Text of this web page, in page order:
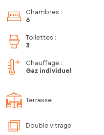
Chambres :
6
Toilettes :
3
Chauffage :
Gaz individuel
Terrasse
Double vitrage